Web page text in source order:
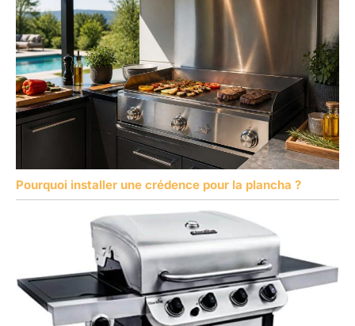
Pourquoi installer une crédence pour la plancha ?